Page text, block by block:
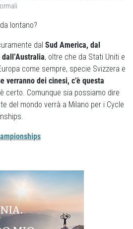
lontano?
dal Sud America, dal
, oltre che da Stati Uniti e
come sempre, specie Svizzera e
verranno dei cinesi, c’è questa
certo. Comunque sia possiamo dire
del mondo verrà a Milano per i Cycle